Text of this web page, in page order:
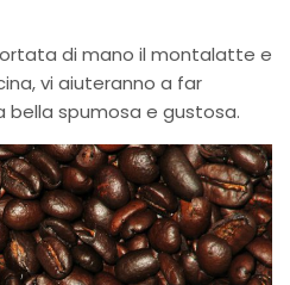
di mano il montalatte e
vi aiuteranno a far
spumosa e gustosa.